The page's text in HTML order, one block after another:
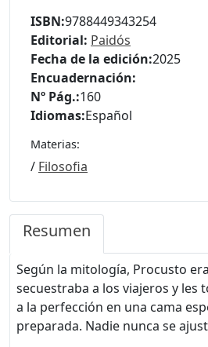
ISBN:9788449343254
Editorial: Paidós
Fecha de la edición:2025
Encuadernación:
Nº Pág.:160
Idiomas:Español
Materias:
/ Filosofia
Resumen
Según la mitología, Procusto
secuestraba a los viajeros y les
a la perfección en una cama
preparada. Nadie nunca se